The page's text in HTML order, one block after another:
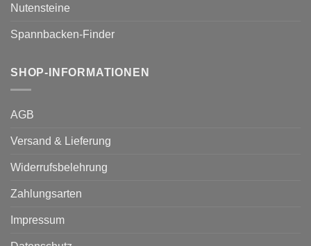
Nutensteine
Spannbacken-Finder
SHOP-INFORMATIONEN
AGB
Versand & Lieferung
Widerrufsbelehrung
Zahlungsarten
Impressum